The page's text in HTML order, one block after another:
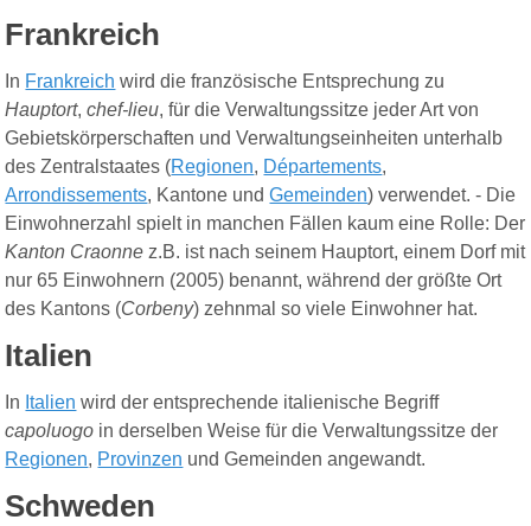
Frankreich
In Frankreich wird die französische Entsprechung zu
Hauptort,chef-lieu, für die Verwaltungssitze jeder Art von
Gebietskörperschaften und Verwaltungseinheiten unterhalb
des Zentralstaates (Regionen, Départements,
Arrondissements, Kantone undGemeinden) verwendet. - Die
Einwohnerzahl spielt in manchen Fällen kaum eine Rolle: Der
Kanton Craonne z.B. ist nach seinem Hauptort, einem Dorf mit
nur 65 Einwohnern (2005) benannt, während der größte Ort
des Kantons (Corbeny) zehnmal so viele Einwohner hat.
Italien
In Italien wird der entsprechende italienische Begriff
capoluogo in derselben Weise für die Verwaltungssitze der
Regionen, Provinzen und Gemeinden angewandt.
Schweden